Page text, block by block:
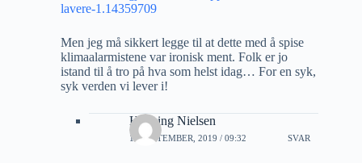
lavere-1.14359709
Men jeg må sikkert legge til at dette med å spise
klimaalarmistene var ironisk ment. Folk er jo
istand til å tro på hva som helst idag… For en syk,
syk verden vi lever i!
Henning Nielsen
11 SEPTEMBER, 2019 / 09:32 SVAR